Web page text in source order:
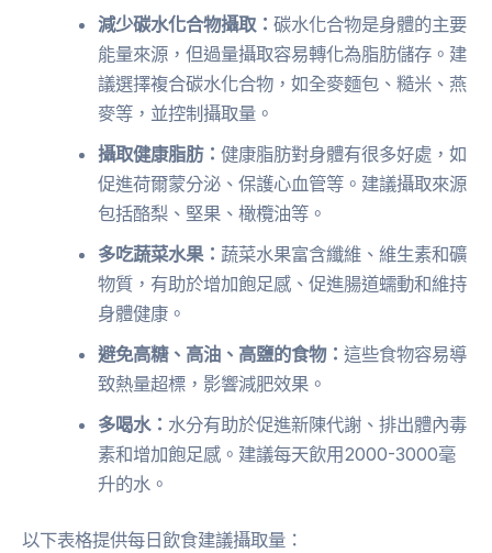
減少碳水化合物攝取：碳水化合物是身體的主要
能量來源，但過量攝取容易轉化為脂肪儲存。建
議選擇複合碳水化合物，如全麥麵包、糙米、燕
麥等，並控制攝取量。
攝取健康脂肪：健康脂肪對身體有很多好處，如
促進荷爾蒙分泌、保護心血管等。建議攝取來源
包括酪梨、堅果、橄欖油等。
多吃蔬菜水果： 蔬菜水果富含纖維、維生素和礦
物質，有助於增加飽足感、促進腸道蠕動和維持
身體健康。
避免高糖、高油、高鹽的食物：這些食物容易導
致熱量超標，影響減肥效果。
多喝水： 水分有助於促進新陳代謝、排出體內毒
素和增加飽足感。建議每天飲用2000-3000毫
升的水。
以下表格提供每日飲食建議攝取量：